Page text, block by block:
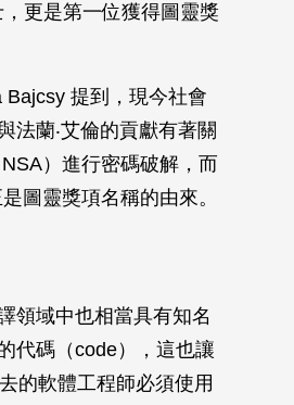
更是第一位獲得圖靈獎
提到，現今社會
法蘭‧艾倫的貢獻有著關
）進行密碼破解，而
圖靈獎項名稱的由來。
領域中也相當具有知名
代碼（code），這也讓
的軟體工程師必須使用